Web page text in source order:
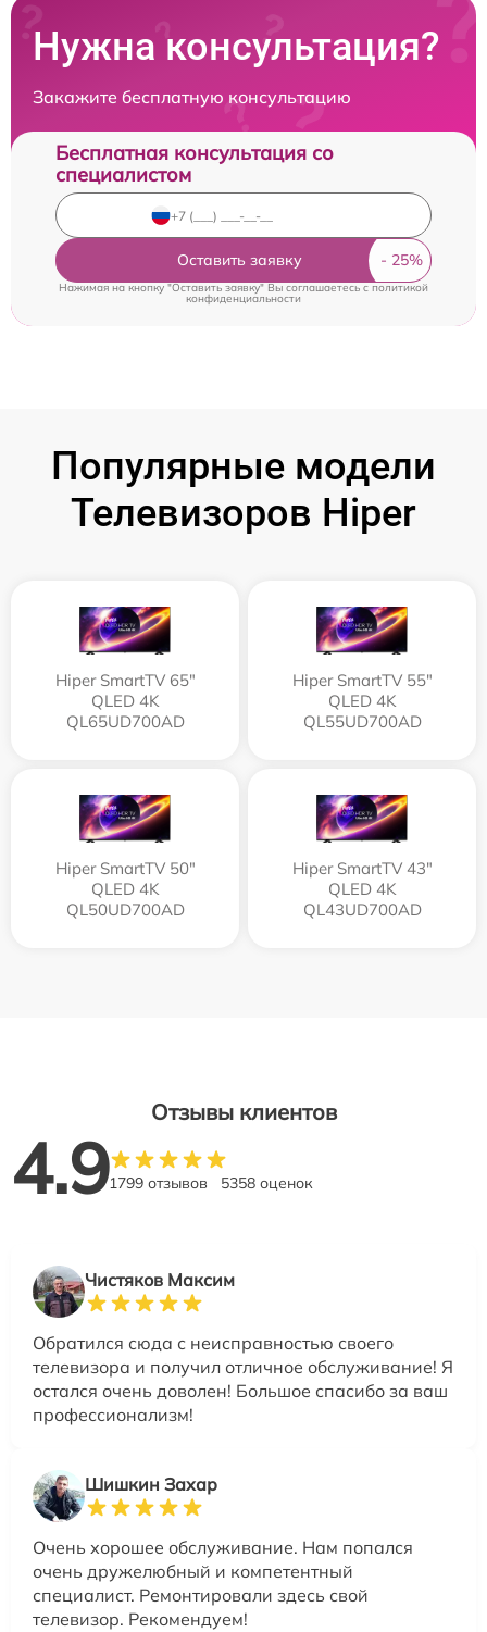
Нужна консультация?
Закажите бесплатную консультацию
Бесплатная консультация со
специалистом
Оставить заявку
Нажимая на кнопку "Оставить заявку" Вы соглашаетесь c политикой
конфиденциальности
Популярные модели
Телевизоров Hiper
Hiper SmartTV 65"
QLED 4K
QL65UD700AD
Hiper SmartTV 55"
QLED 4K
QL55UD700AD
Hiper SmartTV 50"
QLED 4K
QL50UD700AD
Hiper SmartTV 43"
QLED 4K
QL43UD700AD
Отзывы клиентов
4.91799 отзывов 5358 оценок
Чистяков Максим
Обратился сюда с неисправностью своего
телевизора и получил отличное обслуживание! Я
остался очень доволен! Большое спасибо за ваш
профессионализм!
Шишкин Захар
Очень хорошее обслуживание. Нам попался
очень дружелюбный и компетентный
специалист. Ремонтировали здесь свой
телевизор. Рекомендуем!